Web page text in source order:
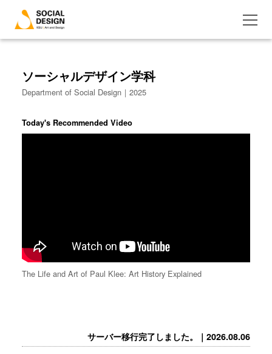
ソーシャルデザイン学科
Department of Social Design｜2025
Today's Recommended Video
The Life and Art of Paul Klee: Art History Explained
サーバー移行完了しました。｜2026.08.06